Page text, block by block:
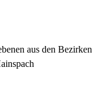
aus den Bezirken